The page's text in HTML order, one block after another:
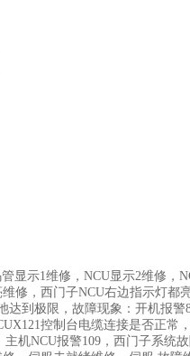
显示1维修，NCU显示2维修，
修，西门子NCU右边指示灯都
到极限，故障现象：开机报警
控制台电缆连接是否正常
机NCU报警109，西门子系统